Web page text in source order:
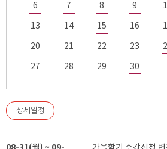
6 7 8 9
13 14 15 16
20 21 22 23
27 28 29 30
상세일정